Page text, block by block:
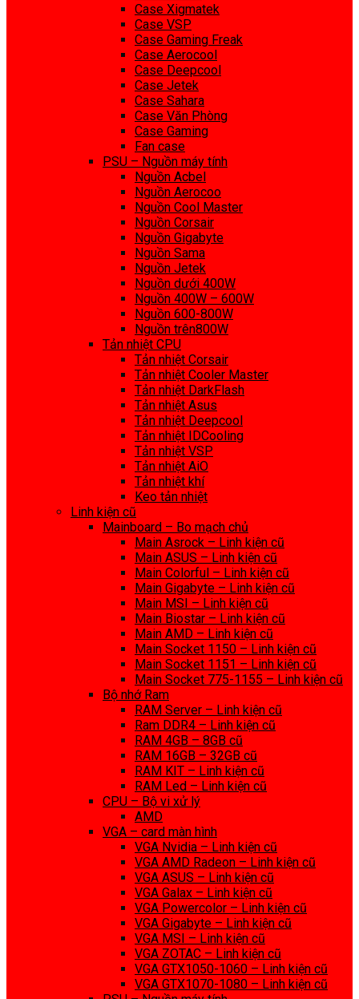
Case Xigmatek
Case VSP
Case Gaming Freak
Case Aerocool
Case Deepcool
Case Jetek
Case Sahara
Case Văn Phòng
Case Gaming
Fan case
PSU – Nguồn máy tính
Nguồn Acbel
Nguồn Aerocoo
Nguồn Cool Master
Nguồn Corsair
Nguồn Gigabyte
Nguồn Sama
Nguồn Jetek
Nguồn dưới 400W
Nguồn 400W – 600W
Nguồn 600-800W
Nguồn trên800W
Tản nhiệt CPU
Tản nhiệt Corsair
Tản nhiệt Cooler Master
Tản nhiệt DarkFlash
Tản nhiệt Asus
Tản nhiệt Deepcool
Tản nhiệt IDCooling
Tản nhiệt VSP
Tản nhiệt AiO
Tản nhiệt khí
Keo tản nhiệt
Linh kiện cũ
Mainboard – Bo mạch chủ
Main Asrock – Linh kiện cũ
Main ASUS – Linh kiện cũ
Main Colorful – Linh kiện cũ
Main Gigabyte – Linh kiện cũ
Main MSI – Linh kiện cũ
Main Biostar – Linh kiện cũ
Main AMD – Linh kiện cũ
Main Socket 1150 – Linh kiện cũ
Main Socket 1151 – Linh kiện cũ
Main Socket 775-1155 – Linh kiện cũ
Bộ nhớ Ram
RAM Server – Linh kiện cũ
Ram DDR4 – Linh kiện cũ
RAM 4GB – 8GB cũ
RAM 16GB – 32GB cũ
RAM KIT – Linh kiện cũ
RAM Led – Linh kiện cũ
CPU – Bộ vi xử lý
AMD
VGA – card màn hình
VGA Nvidia – Linh kiện cũ
VGA AMD Radeon – Linh kiện cũ
VGA ASUS – Linh kiện cũ
VGA Galax – Linh kiện cũ
VGA Powercolor – Linh kiện cũ
VGA Gigabyte – Linh kiện cũ
VGA MSI – Linh kiện cũ
VGA ZOTAC – Linh kiện cũ
VGA GTX1050-1060 – Linh kiện cũ
VGA GTX1070-1080 – Linh kiện cũ